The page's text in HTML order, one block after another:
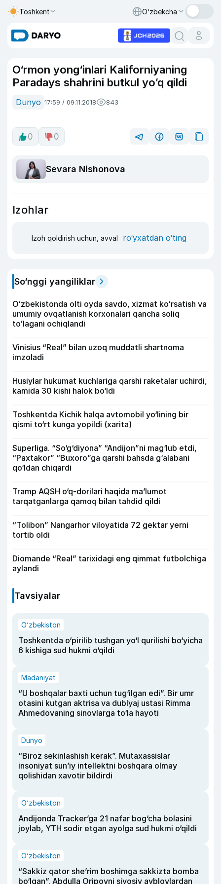
Toshkent O‘zbekcha
O‘rmon yong‘inlari Kaliforniyaning
Paradays shahrini butkul yo‘q qildi
Dunyo 17:59 / 09.11.2018 843
0 0
Sevara Nishonova
Izohlar
Izoh qoldirish uchun, avval ro‘yxatdan o‘ting
So‘nggi yangiliklar
Oʻzbekistonda olti oyda savdo, xizmat koʻrsatish va
umumiy ovqatlanish korxonalari qancha soliq
toʻlagani ochiqlandi
Vinisius “Real” bilan uzoq muddatli shartnoma
imzoladi
Husiylar hukumat kuchlariga qarshi raketalar uchirdi,
kamida 30 kishi halok bo‘ldi
Toshkentda Kichik halqa avtomobil yo‘lining bir
qismi to‘rt kunga yopildi (xarita)
Superliga. “So‘g‘diyona” “Andijon”ni mag‘lub etdi,
“Paxtakor” “Buxoro”ga qarshi bahsda g‘alabani
qo‘ldan chiqardi
Tramp AQSH o‘q-dorilari haqida ma’lumot
tarqatganlarga qamoq bilan tahdid qildi
“Tolibon” Nangarhor viloyatida 72 gektar yerni
tortib oldi
Diomande “Real” tarixidagi eng qimmat futbolchiga
aylandi
Tavsiyalar
O‘zbekiston
Toshkentda o‘pirilib tushgan yo‘l qurilishi bo‘yicha
6 kishiga sud hukmi o‘qildi
Madaniyat
“U boshqalar baxti uchun tug‘ilgan edi”. Bir umr
otasini kutgan aktrisa va dublyaj ustasi Rimma
Ahmedovaning sinovlarga to‘la hayoti
Dunyo
“Biroz sekinlashish kerak”. Mutaxassislar
insoniyat sun’iy intellektni boshqara olmay
qolishidan xavotir bildirdi
O‘zbekiston
Andijonda Tracker’ga 21 nafar bog‘cha bolasini
joylab, YTH sodir etgan ayolga sud hukmi o‘qildi
O‘zbekiston
“Sakkiz qator she’rim boshimga sakkizta bomba
bo‘lgan”. Abdulla Oripovni siyosiy ayblovlardan